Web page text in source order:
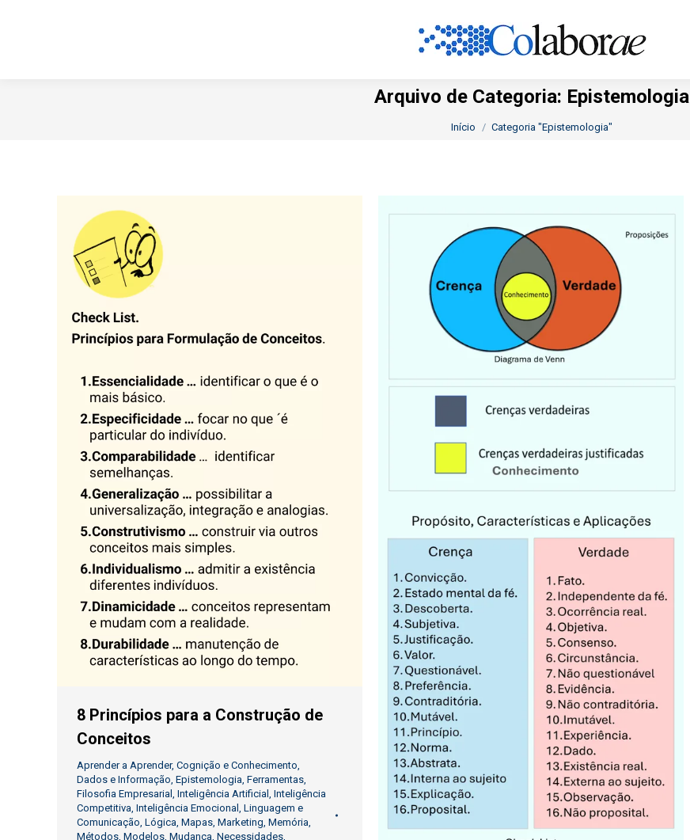
Arquivo de Categoria: Epistemologia
Você está aqui:
Início Categoria "Epistemologia"
8 Princípios para a Construção de
Conceitos
Aprender a Aprender, Cognição e Conhecimento
Dados e Informação Epistemologia Ferramentas
Filosofia Empresarial Inteligência Artificial Inteligência
Competitiva Inteligência Emocional Linguagem e
Comunicação Lógica Mapas Marketing Memória
Métodos Modelos Mudança Necessidades